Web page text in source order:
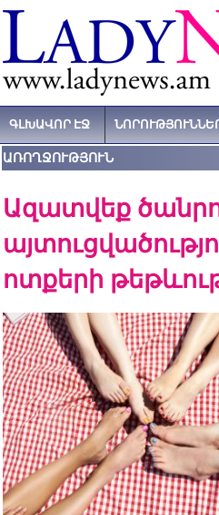
ԳԼԽԱՎՈՐ ԷՋ
ԱՌՈՂՋՈՒԹՅՈՒՆ
Ազատվեք
ոտքերի